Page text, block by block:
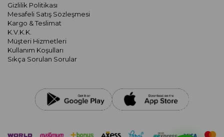
Gizlilik Politikası
Mesafeli Satış Sözleşmesi
Kargo & Teslimat
K.V.K.K.
Müşteri Hizmetleri
Kullanım Koşulları
Sıkça Sorulan Sorular